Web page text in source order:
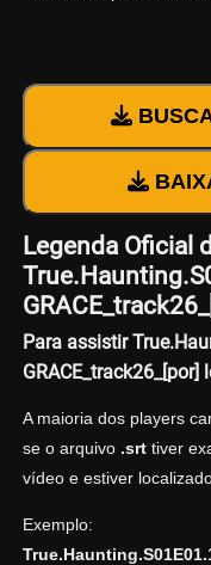
Legenda Oficial
Para assistir
GRACE_track26_[por]
A maioria dos players
se o arquivo .srttiver
vídeo e estiver
Exemplo: